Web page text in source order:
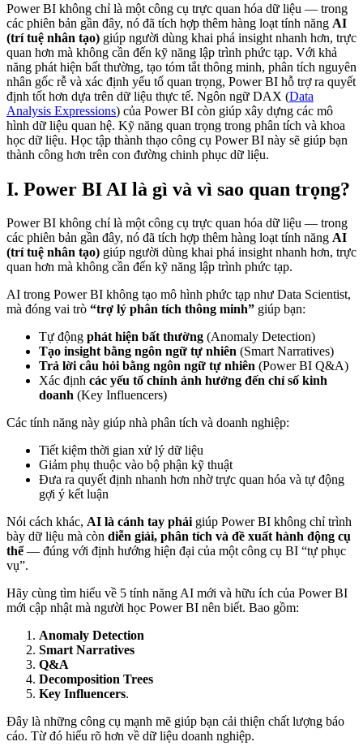
Power BI không chỉ là một công cụ trực quan hóa dữ liệu — trong
các phiên bản gần đây, nó đã tích hợp thêm hàng loạt tính năng AI
(trí tuệ nhân tạo) giúp người dùng khai phá insight nhanh hơn, trực
quan hơn mà không cần đến kỹ năng lập trình phức tạp. Với khả
năng phát hiện bất thường, tạo tóm tắt thông minh, phân tích nguyên
nhân gốc rễ và xác định yếu tố quan trọng, Power BI hỗ trợ ra quyết
định tốt hơn dựa trên dữ liệu thực tế. Ngôn ngữ DAX (Data
Analysis Expressions) của Power BI còn giúp xây dựng các mô
hình dữ liệu quan hệ. Kỹ năng quan trọng trong phân tích và khoa
học dữ liệu. Học tập thành thạo công cụ Power BI này sẽ giúp bạn
thành công hơn trên con đường chinh phục dữ liệu.
I. Power BI AI là gì và vì sao quan trọng?
Power BI không chỉ là một công cụ trực quan hóa dữ liệu — trong
các phiên bản gần đây, nó đã tích hợp thêm hàng loạt tính năng AI
(trí tuệ nhân tạo) giúp người dùng khai phá insight nhanh hơn, trực
quan hơn mà không cần đến kỹ năng lập trình phức tạp.
AI trong Power BI không tạo mô hình phức tạp như Data Scientist,
mà đóng vai trò “trợ lý phân tích thông minh” giúp bạn:
Tự động phát hiện bất thường (Anomaly Detection)
Tạo insight bằng ngôn ngữ tự nhiên (Smart Narratives)
Trả lời câu hỏi bằng ngôn ngữ tự nhiên (Power BI Q&A)
Xác định các yếu tố chính ảnh hưởng đến chỉ số kinh
doanh (Key Influencers)
Các tính năng này giúp nhà phân tích và doanh nghiệp:
Tiết kiệm thời gian xử lý dữ liệu
Giảm phụ thuộc vào bộ phận kỹ thuật
Đưa ra quyết định nhanh hơn nhờ trực quan hóa và tự động
gợi ý kết luận
Nói cách khác, AI là cánh tay phảigiúp Power BI không chỉ trình
bày dữ liệu mà còn diễn giải, phân tích và đề xuất hành động cụ
thể— đúng với định hướng hiện đại của một công cụ BI “tự phục
vụ”.
Hãy cùng tìm hiểu về 5 tính năng AI mới và hữu ích của Power BI
mới cập nhật mà người học Power BI nên biết. Bao gồm:
Anomaly Detection
Smart Narratives
Q&A
Decomposition Trees
Key Influencers.
Đây là những công cụ mạnh mẽ giúp bạn cải thiện chất lượng báo
cáo. Từ đó hiểu rõ hơn về dữ liệu doanh nghiệp.